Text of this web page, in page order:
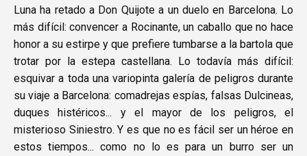
Luna ha retado a Don Quijote a un duelo en Barcelona. Lo
más difícil: convencer a Rocinante, un caballo que no hace
honor a su estirpe y que prefiere tumbarse a la bartola que
trotar por la estepa castellana. Lo todavía más difícil:
esquivar a toda una variopinta galería de peligros durante
su viaje a Barcelona: comadrejas espías, falsas Dulcineas,
duques histéricos... y el mayor de los peligros, el
misterioso Siniestro. Y es que no es fácil ser un héroe en
estos tiempos... como no lo es para un burro ser un